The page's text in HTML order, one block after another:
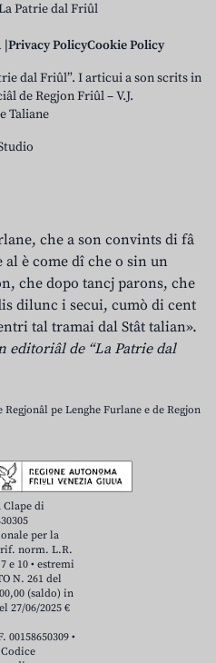
Patrie dal Friûl
Privacy PolicyCookie Policy
dal Friûl”. I articui a son scrits in
de Regjon Friûl – V.J.
Taliane
che a son convints di fâ
è come dî che o sin un
che dopo tancj parons, che
dilunc i secui, cumò di cent
tal tramai dal Stât talian».
editoriâl de “La Patrie dal
pe Lenghe Furlane e de Regjon
di
per la
rif. norm. L.R.
e 10 • estremi
N. 261 del
(saldo) in
27/06/2025 €
•